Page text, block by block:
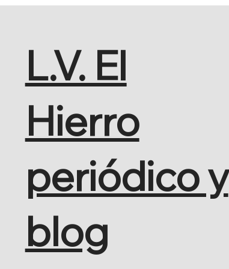
L.V. El
Hierro
periódico y
blog